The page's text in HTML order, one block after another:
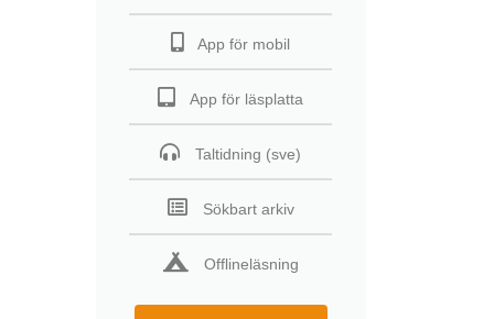
App för mobil
App för läsplatta
Taltidning (sve)
Sökbart arkiv
Offlineläsning